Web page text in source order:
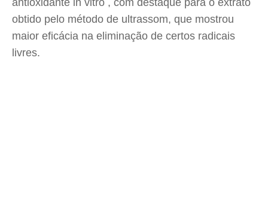
antioxidante in vitro , com destaque para o extrato
obtido pelo método de ultrassom, que mostrou
maior eficácia na eliminação de certos radicais
livres.